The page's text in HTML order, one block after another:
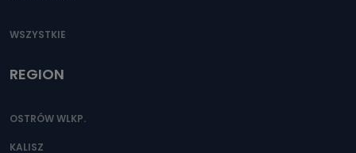
WSZYSTKIE
REGION
OSTRÓW WLKP.
KALISZ